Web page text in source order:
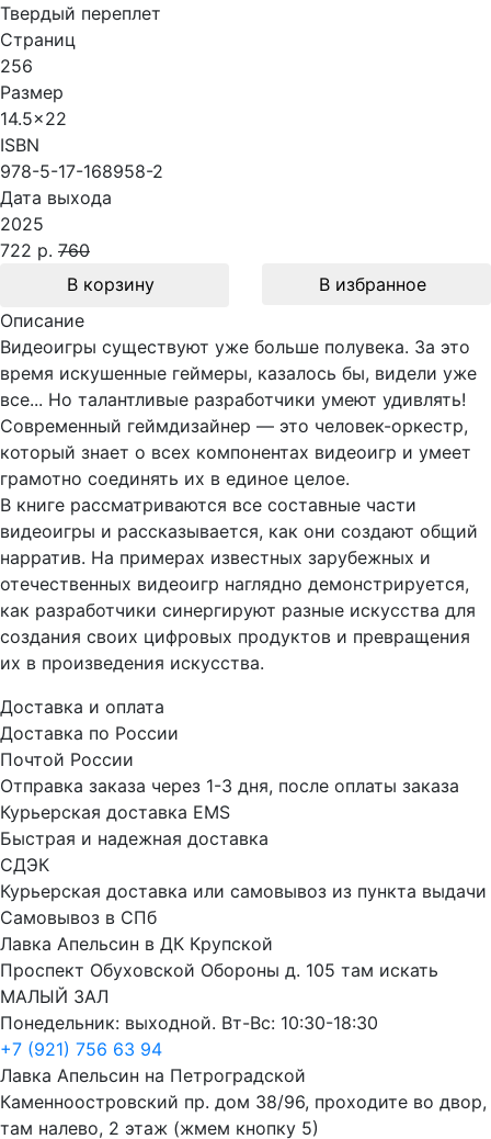
Твердый переплет
Страниц
256
Размер
14.5x22
ISBN
978-5-17-168958-2
Дата выхода
2025
722 р. 760
В корзину
В избранное
Описание
Видеоигры существуют уже больше полувека. За это
время искушенные геймеры, казалось бы, видели уже
все... Но талантливые разработчики умеют удивлять!
Современный геймдизайнер — это человек-оркестр,
который знает о всех компонентах видеоигр и умеет
грамотно соединять их в единое целое.
В книге рассматриваются все составные части
видеоигры и рассказывается, как они создают общий
нарратив. На примерах известных зарубежных и
отечественных видеоигр наглядно демонстрируется,
как разработчики синергируют разные искусства для
создания своих цифровых продуктов и превращения
их в произведения искусства.
Доставка и оплата
Доставка по России
Почтой России
Отправка заказа через 1-3 дня, после оплаты заказа
Курьерская доставка EMS
Быстрая и надежная доставка
СДЭК
Курьерская доставка или самовывоз из пункта выдачи
Самовывоз в СПб
Лавка Апельсин в ДК Крупской
Проспект Обуховской Обороны д. 105 там искать
МАЛЫЙ ЗАЛ
Понедельник: выходной. Вт-Вс: 10:30-18:30
+7 (921) 756 63 94
Лавка Апельсин на Петроградской
Каменноостровский пр. дом 38/96, проходите во двор,
там налево, 2 этаж (жмем кнопку 5)